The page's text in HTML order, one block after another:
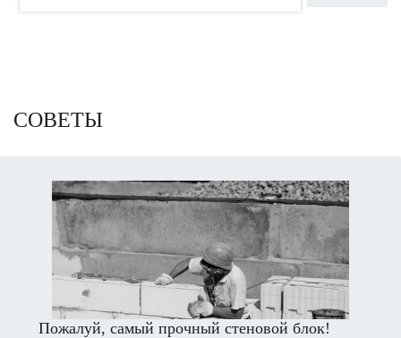
СОВЕТЫ
Пожалуй, самый прочный стеновой блок!